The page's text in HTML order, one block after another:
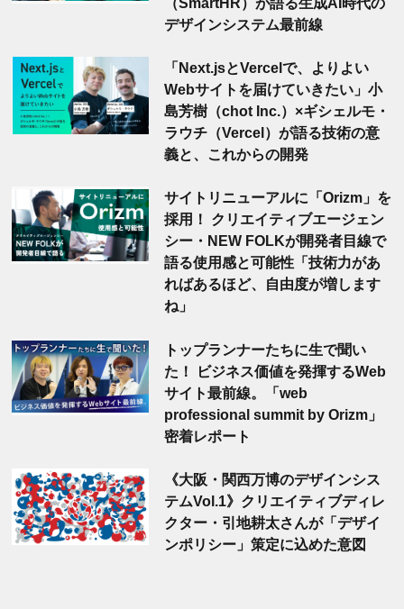
デザインシステム最前線
「Next.jsとVercelで、よりよい
Webサイトを届けていきたい」小
島芳樹（chot Inc.）×ギシェルモ・
ラウチ（Vercel）が語る技術の意
義と、これからの開発
サイトリニューアルに「Orizm」を
採用！ クリエイティブエージェン
シー・NEW FOLKが開発者目線で
語る使用感と可能性「技術力があ
ればあるほど、自由度が増します
ね」
トップランナーたちに生で聞い
た！ ビジネス価値を発揮するWeb
サイト最前線。「web
professional summit by Orizm」
密着レポート
《大阪・関西万博のデザインシス
テムVol.1》クリエイティブディレ
クター・引地耕太さんが「デザイ
ンポリシー」策定に込めた意図